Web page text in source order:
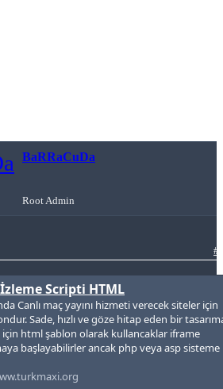
BaRRaCuDa
Root Admin
Scripti HTML
Canlı maç yayını hizmeti verecek siteler için
Sade, hızlı ve göze hitap eden bir
html şablon olarak kullancaklar iframe
başlayabilirler ancak php veya asp sisteme